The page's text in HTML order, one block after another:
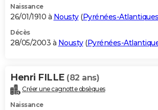
Naissance
26/01/1910 à Nousty(Pyrénées-Atlantiques
Décès
28/05/2003 à Nousty(Pyrénées-
Henri FILLE (82 ans)
Créer une cagnotte obsèques
Naissance